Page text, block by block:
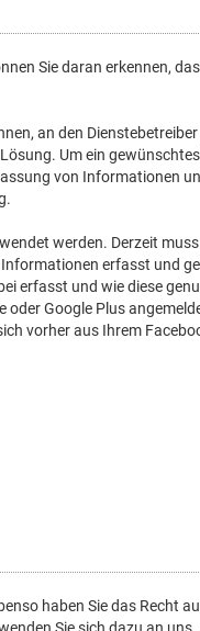
Sie daran erkennen,
an den
Um ein
von Informationen
werden. Derzeit
erfasst und
erfasst und wie diese
Google Plus
vorher aus Ihrem
haben Sie das Recht